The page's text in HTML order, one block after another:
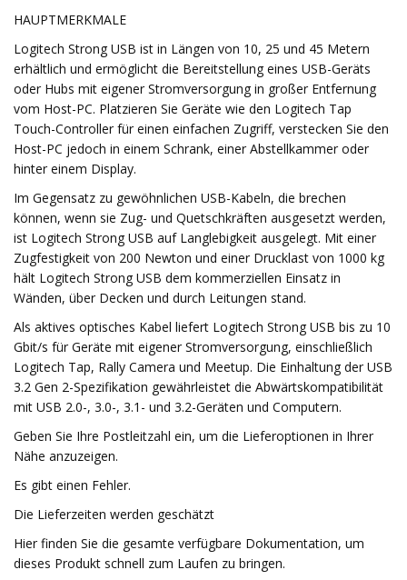
HAUPTMERKMALE
Logitech Strong USB ist in Längen von 10, 25 und 45 Metern
erhältlich und ermöglicht die Bereitstellung eines USB-Geräts
oder Hubs mit eigener Stromversorgung in großer Entfernung
vom Host-PC. Platzieren Sie Geräte wie den Logitech Tap
Touch-Controller für einen einfachen Zugriff, verstecken Sie den
Host-PC jedoch in einem Schrank, einer Abstellkammer oder
hinter einem Display.
Im Gegensatz zu gewöhnlichen USB-Kabeln, die brechen
können, wenn sie Zug- und Quetschkräften ausgesetzt werden,
ist Logitech Strong USB auf Langlebigkeit ausgelegt. Mit einer
Zugfestigkeit von 200 Newton und einer Drucklast von 1000 kg
hält Logitech Strong USB dem kommerziellen Einsatz in
Wänden, über Decken und durch Leitungen stand.
Als aktives optisches Kabel liefert Logitech Strong USB bis zu 10
Gbit/s für Geräte mit eigener Stromversorgung, einschließlich
Logitech Tap, Rally Camera und Meetup. Die Einhaltung der USB
3.2 Gen 2-Spezifikation gewährleistet die Abwärtskompatibilität
mit USB 2.0-, 3.0-, 3.1- und 3.2-Geräten und Computern.
Geben Sie Ihre Postleitzahl ein, um die Lieferoptionen in Ihrer
Nähe anzuzeigen.
Es gibt einen Fehler.
Die Lieferzeiten werden geschätzt
Hier finden Sie die gesamte verfügbare Dokumentation, um
dieses Produkt schnell zum Laufen zu bringen.